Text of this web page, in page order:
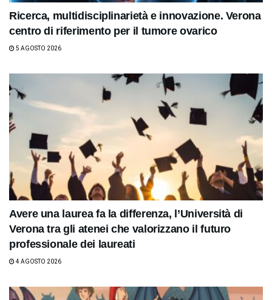
Ricerca, multidisciplinarietà e innovazione. Verona
centro di riferimento per il tumore ovarico
5 AGOSTO 2026
Avere una laurea fa la differenza, l’Università di
Verona tra gli atenei che valorizzano il futuro
professionale dei laureati
4 AGOSTO 2026